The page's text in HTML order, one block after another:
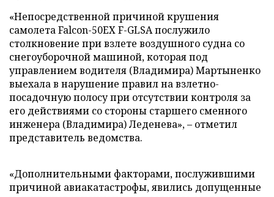
«Непосредственной причиной крушения
самолета Falcon-50ЕХ F-GLSA послужило
столкновение при взлете воздушного судна со
снегоуборочной машиной, которая под
управлением водителя (Владимира) Мартыненко
выехала в нарушение правил на взлетно-
посадочную полосу при отсутствии контроля за
его действиями со стороны старшего сменного
инженера (Владимира) Леденева», – отметил
представитель ведомства.
«Дополнительными факторами, послужившими
причиной авиакатастрофы, явились допущенные